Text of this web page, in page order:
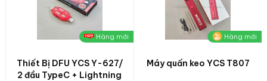
Hàng mới
Thiết Bị DFU YCS Y-627/
2 đầu TypeC + Lightning
Hàng mới
Máy quấn keo YCS T807